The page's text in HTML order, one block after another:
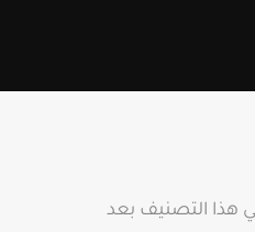
هذا التصنيف بعد